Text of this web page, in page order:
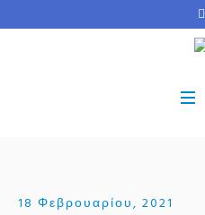
18 Φεβρουαρίου, 2021